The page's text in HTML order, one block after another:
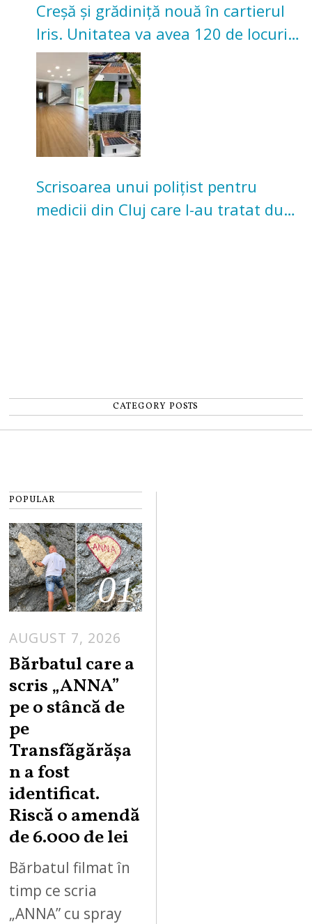
Creșă și grădiniță nouă în cartierul
Iris. Unitatea va avea 120 de locuri
pentru copii
Scrisoarea unui polițist pentru
medicii din Cluj care l-au tratat după
CATEGORY POSTS
POPULAR
01
AUGUST 7, 2026
Bărbatul care a
scris „ANNA”
pe o stâncă de
pe
Transfăgărășa
n a fost
identificat.
Riscă o amendă
de 6.000 de lei
Bărbatul filmat în
timp ce scria
„ANNA” cu spray